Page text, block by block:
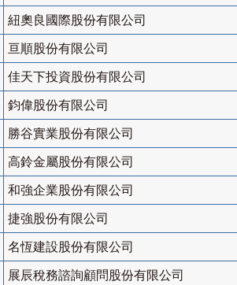
紐奧良國際股份有限公司
亘順股份有限公司
佳天下投資股份有限公司
鈞偉股份有限公司
勝谷實業股份有限公司
高鈴金屬股份有限公司
和強企業股份有限公司
捷強股份有限公司
名恆建設股份有限公司
展辰稅務諮詢顧問股份有限公司